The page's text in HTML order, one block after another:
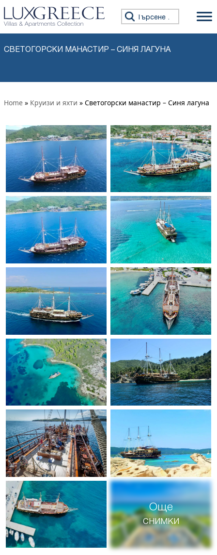
Премини към съдържанието
Търсене за:
СВЕТОГОРСКИ МАНАСТИР – СИНЯ ЛАГУНА
Home » Круизи и яхти » Светогорски манастир – Синя лагуна
Още
снимки